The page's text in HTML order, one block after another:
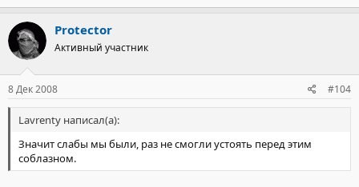
Protector
Активный участник
8 Дек 2008 #104
Lavrenty написал(а):
Значит слабы мы были, раз не смогли устоять перед этим
соблазном.